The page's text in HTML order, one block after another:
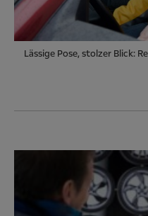
Lässige Pose, stolzer Blick: